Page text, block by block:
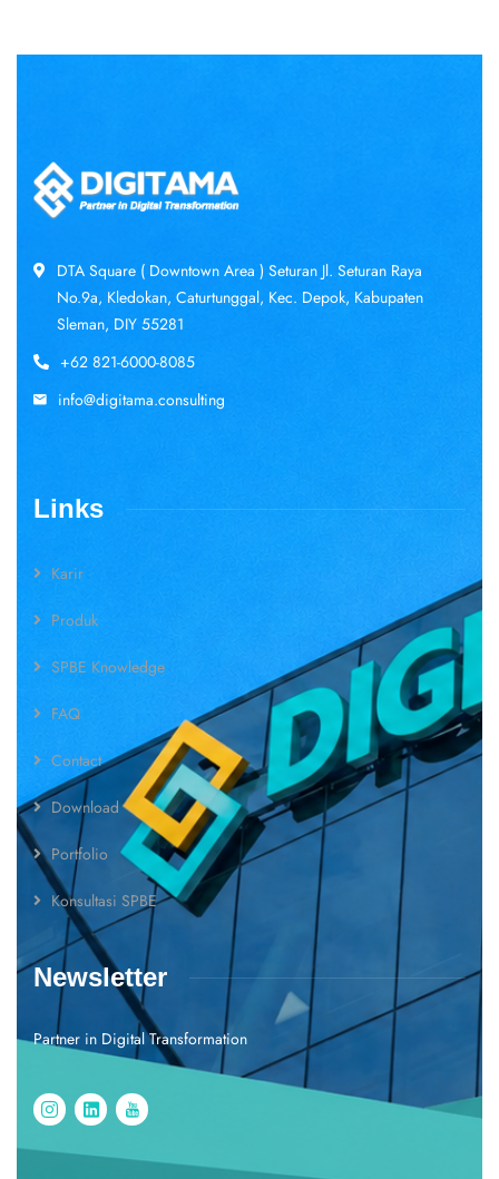
DTA Square ( Downtown Area ) Seturan Jl. Seturan Raya
No.9a, Kledokan, Caturtunggal, Kec. Depok, Kabupaten
Sleman, DIY 55281
+62 821-6000-8085
info@digitama.consulting
Links
Karir
Produk
SPBE Knowledge
FAQ
Contact
Download
Portfolio
Konsultasi SPBE
Newsletter
Partner in Digital Transformation